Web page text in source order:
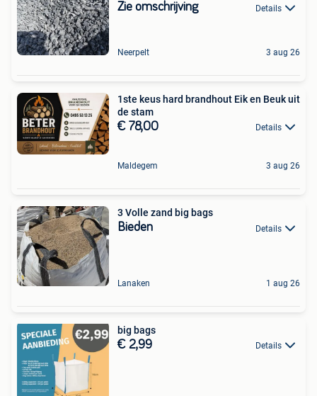
Zie omschrijving Details
Neerpelt 3 aug 26
1ste keus hard brandhout Eik en Beuk uit
de stam
€ 78,00 Details
Maldegem 3 aug 26
3 Volle zand big bags
Bieden Details
Lanaken 1 aug 26
big bags
€ 2,99 Details